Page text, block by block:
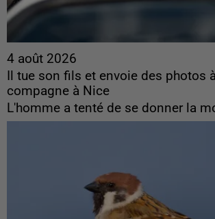
4 août 2026
Il tue son fils et envoie des photos
compagne à Nice
L'homme a tenté de se donner la